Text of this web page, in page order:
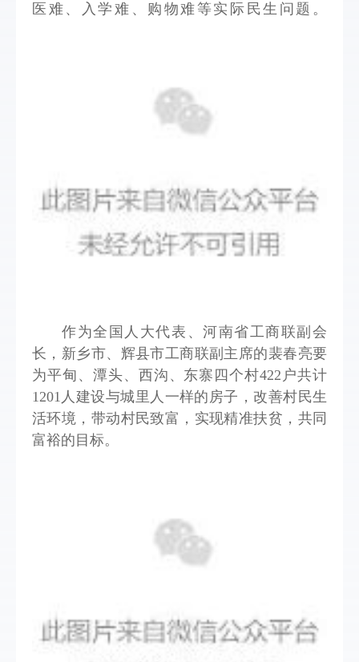
医难、入学难、购物难等实际民生问题。
作为全国人大代表、河南省工商联副会
长，新乡市、辉县市工商联副主席的裴春亮要
为平甸、潭头、西沟、东寨四个村422户共计
1201人建设与城里人一样的房子，改善村民生
活环境，带动村民致富，实现精准扶贫，共同
富裕的目标。